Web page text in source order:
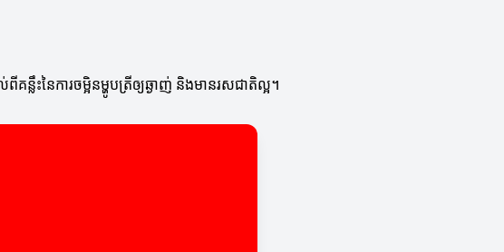
ះនៃការចម្អិនម្ហូបត្រីឲ្យឆ្ងាញ់ និងមានរសជាតិល្អ។